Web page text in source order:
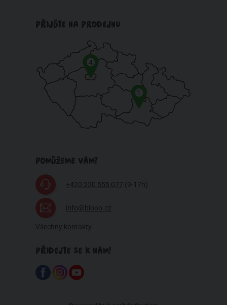
PŘIJĎTE NA PRODEJNU
1
4
POMŮŽEME VÁM?
+420 220 555 077 (9-17h)
info@biooo.cz
Všechny kontakty
PŘIDEJTE SE K NÁM!